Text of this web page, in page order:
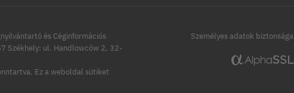
és Céginformációs
Székhely: ul. Handlowców 2, 32-
Ez a weboldal sütiket
Személyes adatok biztonsága